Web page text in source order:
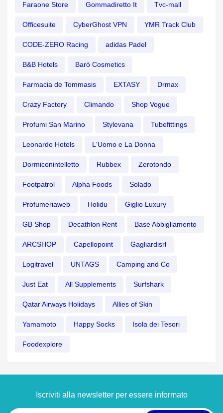
Faraone Store Gommadiretto It Tvc-mall
Officesuite CyberGhost VPN YMR Track Club
CODE-ZERO Racing adidas Padel
B&B Hotels Barò Cosmetics
Farmacia de Tommasis EXTASY Drmax
Crazy Factory Climando Shop Vogue
Profumi San Marino Stylevana Tubefittings
Leonardo Hotels L'Uomo e La Donna
Dormiconintelletto Rubbex Zerotondo
Footpatrol Alpha Foods Solado
Profumeriaweb Holidu Giglio Luxury
GB Shop Decathlon Rent Base Abbigliamento
ARCSHOP Capellopoint Gagliardisrl
Logitravel UNTAGS Camping and Co
Just Eat All Supplements Surfshark
Qatar Airways Holidays Allies of Skin
Yamamoto Happy Socks Isola dei Tesori
Foodexplore
Iscriviti alla newsletter per essere informato